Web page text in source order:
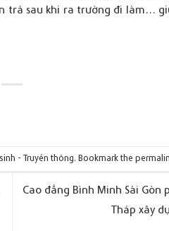
trả sau khi ra trường đi làm…
- Truyền thông. Bookmark the
Cao đẳng Bình Minh Sài Gòn
Tháp xây